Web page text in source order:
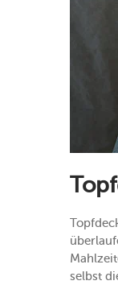
selbst